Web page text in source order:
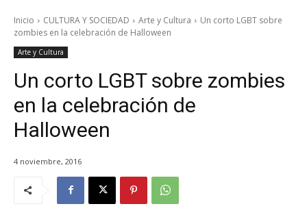
Inicio CULTURA Y SOCIEDAD Arte y Cultura
Un corto LGBT sobre
zombies en la celebración de Halloween
Arte y Cultura
Un corto LGBT sobre zombies
en la celebración de
Halloween
4 noviembre, 2016